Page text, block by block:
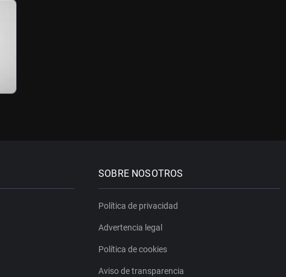
SOBRE NOSOTROS
Política de privacidad
Advertencia legal
Política de cookies
Aviso de transparencia